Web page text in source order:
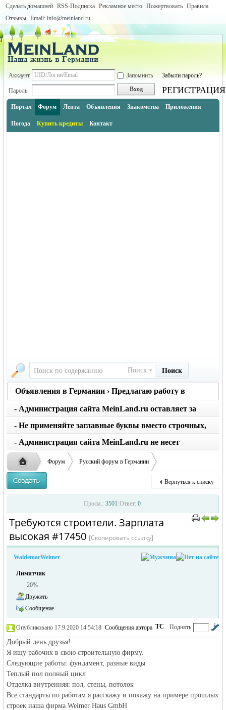
Сделать домашней RSS-Подписка Рекламное место Пожертвовать Правила
Отзывы Email: info@meinland.ru
Аккаунт Запомнить Забыли пароль?
Пароль Вход РЕГИСТРАЦИЯ
Портал Форум Лента Объявления Знакомства Приложения
Погода Купить кредиты Контакт
Поиск Поиск
Объявления в Германии › Предлагаю работу в
Германии
- Администрация сайта MeinLand.ru оставляет за
собой право редактировать объявление, не искажая
его смысл
- Не применяйте заглавные буквы вместо строчных,
последует удаление объявления
- Администрация сайта MeinLand.ru не несет
ответственности за содержание размещенных
объявлений
жизнь и
объявления в
Форум Русский форум в Германии
Объявления в Германии
›
Предлагаю работу в Германии
›
Требуются строители. Зарплата высокая
Вернуться к списку
Просм.: 3501 Ответ: 0
Требуются строители. Зарплата
высокая #17450 [Скопировать ссылку]
WaldemarWeimer
Лимитчик
20%
Дружить
Сообщение
Поднять
ТС
Опубликовано 17.9.2020 14:54:18 Сообщения автора
Добрый день друзья!
Я ищу рабочих в свою строительную фирму.
Следующие работы: фундамент, разные виды
Теплый пол полный цикл
Отделка внутренняя: пол, стены, потолок
Все стандарты по работам я расскажу и покажу на примере прошлых
строек наша фирма Weimer Haus GmbH